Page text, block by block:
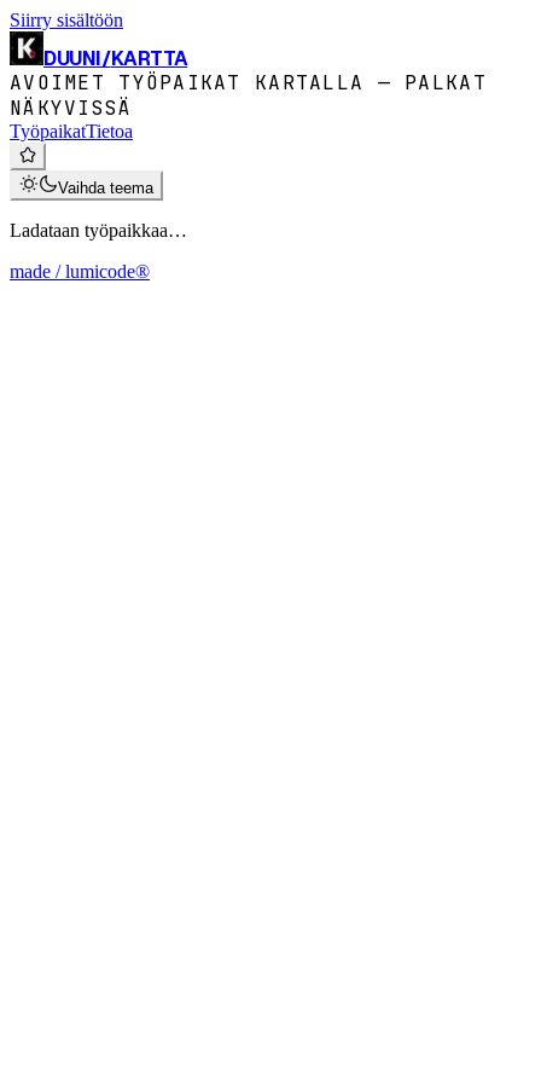
Siirry sisältöön
DUUNI/KARTTA
AVOIMET TYÖPAIKAT KARTALLA — PALKAT
NÄKYVISSÄ
TyöpaikatTietoa
Vaihda teema
Ladataan työpaikkaa…
made / lumicode®